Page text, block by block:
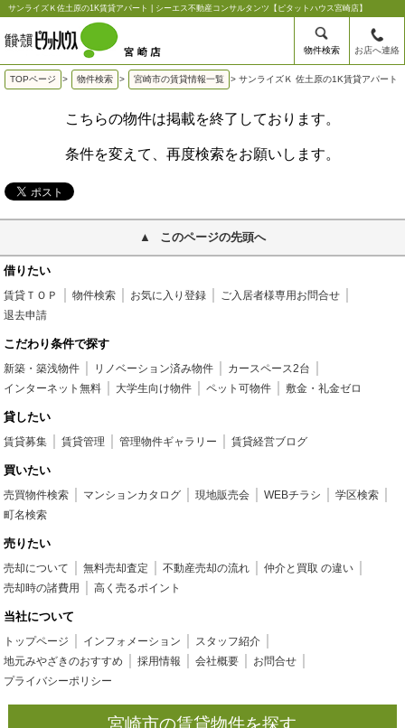
サンライズＫ佐土原の1K賃貸アパート | シーエス不動産コンサルタンツ【ピタットハウス宮崎店】
物件検索 お店へ連絡
TOPページ > 物件検索 > 宮崎市の賃貸情報一覧 > サンライズＫ 佐土原の1K賃貸アパート
こちらの物件は掲載を終了しております。
条件を変えて、再度検索をお願いします。
このページの先頭へ
借りたい
賃貸ＴＯＰ 物件検索 お気に入り登録
ご入居者様専用お問合せ
退去申請
こだわり条件で探す
新築・築浅物件 リノベーション済み物件
カースペース2台
インターネット無料
大学生向け物件 ペット可物件 敷金・礼金ゼロ
貸したい
賃貸募集 賃貸管理 管理物件ギャラリー 賃貸経営ブログ
買いたい
売買物件検索 マンションカタログ 現地販売会 WEBチラシ
学区検索
町名検索
売りたい
売却について 無料売却査定 不動産売却の流れ
仲介と買取 の違い
売却時の諸費用
高く売るポイント
当社について
トップページ インフォメーション
スタッフ紹介
地元みやざきのおすすめ
採用情報 会社概要
お問合せ
プライバシーポリシー
宮崎市の賃貸物件を探す